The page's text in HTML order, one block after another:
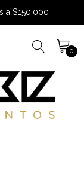
a $150.000
0